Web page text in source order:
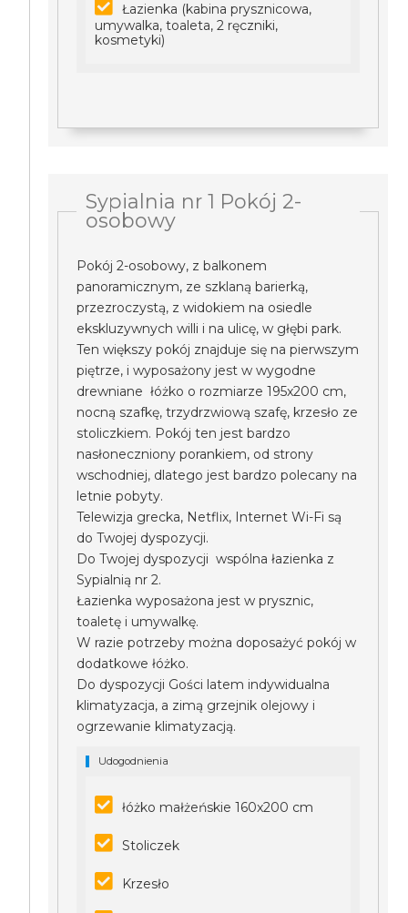
Łazienka (kabina prysznicowa,
umywalka, toaleta, 2 ręczniki,
kosmetyki)
Sypialnia nr 1 Pokój 2-
osobowy
Pokój 2-osobowy, z balkonem
panoramicznym, ze szklaną barierką,
przezroczystą, z widokiem na osiedle
ekskluzywnych willi i na ulicę, w głębi park.
Ten większy pokój znajduje się na pierwszym
piętrze, i wyposażony jest w wygodne
drewniane łóżko o rozmiarze 195x200 cm,
nocną szafkę, trzydrzwiową szafę, krzesło ze
stoliczkiem. Pokój ten jest bardzo
nasłoneczniony porankiem, od strony
wschodniej, dlatego jest bardzo polecany na
letnie pobyty.
Telewizja grecka, Netflix, Internet Wi-Fi są
do Twojej dyspozycji.
Do Twojej dyspozycji wspólna łazienka z
Sypialnią nr 2.
Łazienka wyposażona jest w prysznic,
toaletę i umywalkę.
W razie potrzeby można doposażyć pokój w
dodatkowe łóżko.
Do dyspozycji Gości latem indywidualna
klimatyzacja, a zimą grzejnik olejowy i
ogrzewanie klimatyzacją.
Udogodnienia
łóżko małżeńskie 160x200 cm
Stoliczek
Krzesło